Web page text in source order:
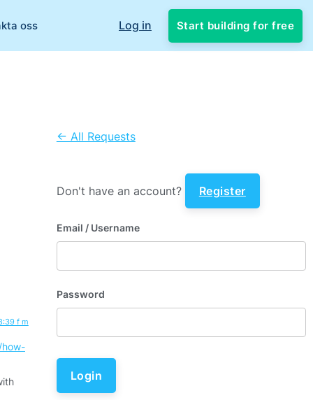
oss Log in Start building for free
f m
← All Requests
Don't have an account? Register
Email / Username
Password
Login